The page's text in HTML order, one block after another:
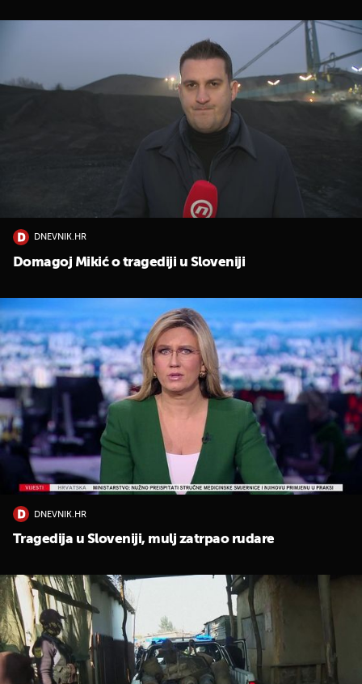
DNEVNIK.HR
Domagoj Mikić o tragediji u Sloveniji
DNEVNIK.HR
Tragedija u Sloveniji, mulj zatrpao rudare
UKLJUČITE NOTIFIKACIJE